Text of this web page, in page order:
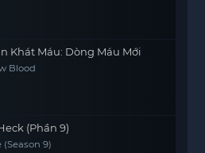
Khát Máu: Dòng Máu Mới
Blood
(Phần 9)
9)